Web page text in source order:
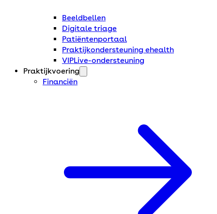
Beeldbellen
Digitale triage
Patiëntenportaal
Praktijkondersteuning ehealth
VIPLive-ondersteuning
Praktijkvoering
Financiën